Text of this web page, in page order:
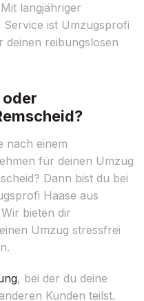
langjähriger
ist Umzugsprofi
deinen reibungslosen
nach einem
für deinen Umzug
Dann bist du bei
Haase aus
bieten dir
Umzug stressfrei
, bei der du deine
Kunden teilst.